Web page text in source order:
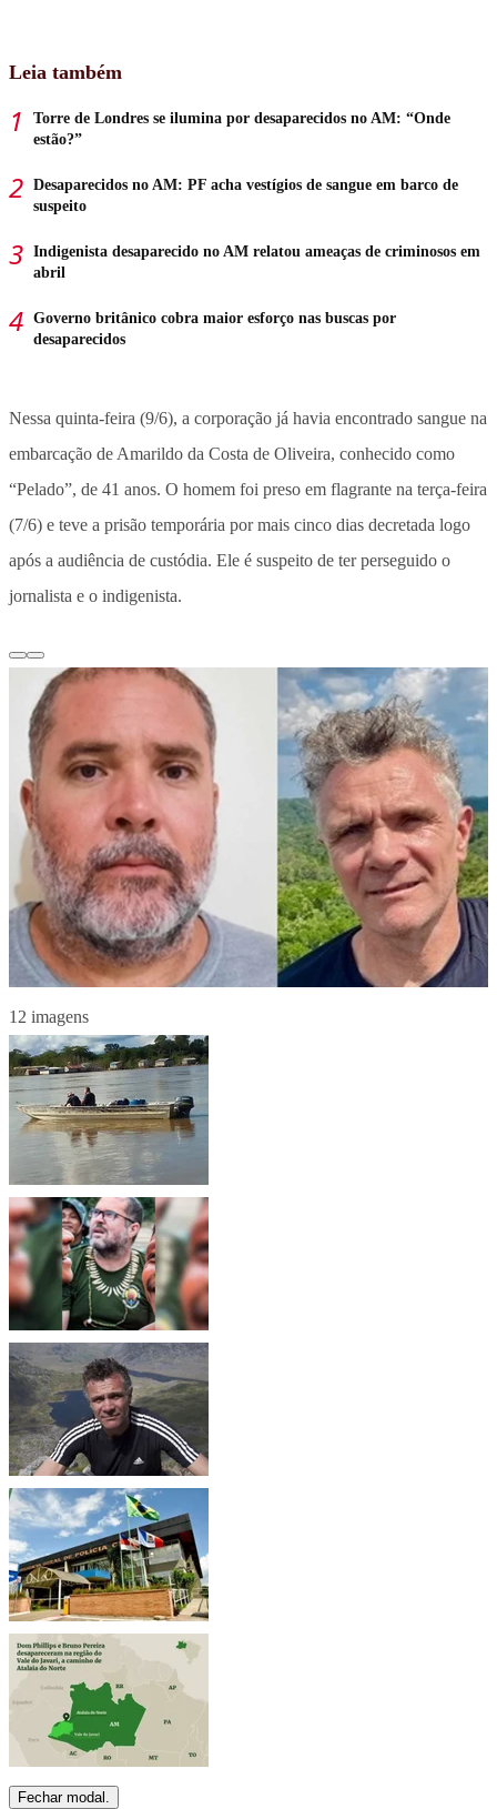
Leia também
Torre de Londres se ilumina por desaparecidos no AM: “Onde
estão?”
Desaparecidos no AM: PF acha vestígios de sangue em barco de
suspeito
Indigenista desaparecido no AM relatou ameaças de criminosos em
abril
Governo britânico cobra maior esforço nas buscas por
desaparecidos
Nessa quinta-feira (9/6), a corporação já havia encontrado sangue na
embarcação de Amarildo da Costa de Oliveira, conhecido como
“Pelado”, de 41 anos. O homem foi preso em flagrante na terça-feira
(7/6) e teve a prisão temporária por mais cinco dias decretada logo
após a audiência de custódia. Ele é suspeito de ter perseguido o
jornalista e o indigenista.
12 imagens
Fechar modal.